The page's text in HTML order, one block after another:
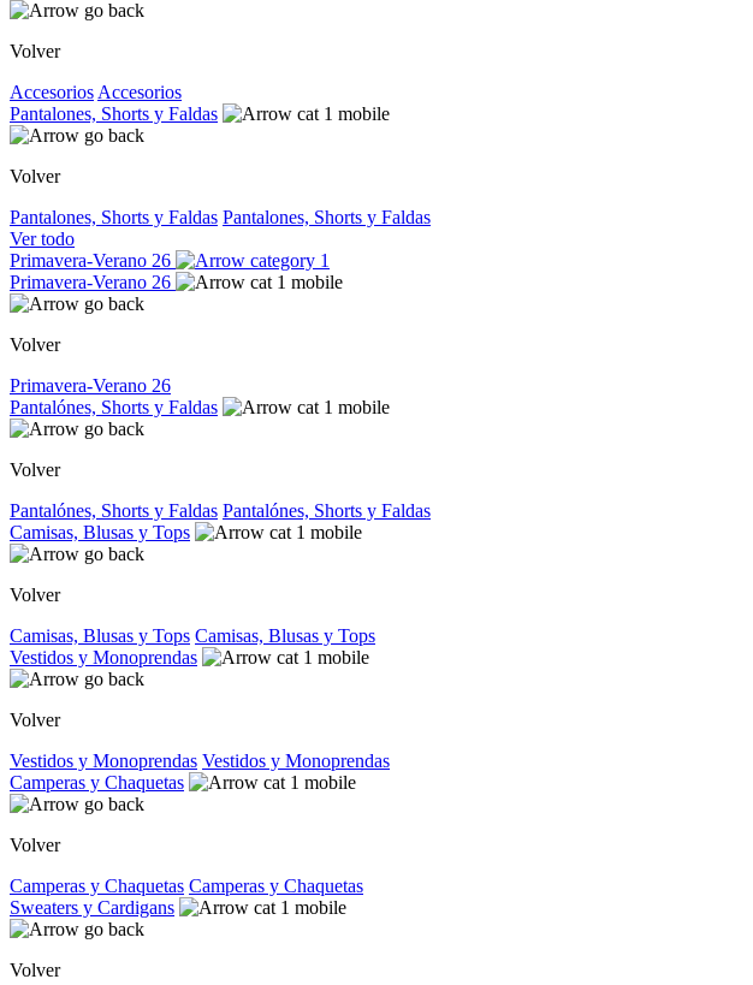
Volver
Accesorios Accesorios
Pantalones, Shorts y Faldas
Volver
Pantalones, Shorts y Faldas Pantalones, Shorts y Faldas
Ver todo
Primavera-Verano 26
Primavera-Verano 26
Volver
Primavera-Verano 26
Pantalónes, Shorts y Faldas
Volver
Pantalónes, Shorts y Faldas Pantalónes, Shorts y Faldas
Camisas, Blusas y Tops
Volver
Camisas, Blusas y Tops Camisas, Blusas y Tops
Vestidos y Monoprendas
Volver
Vestidos y Monoprendas Vestidos y Monoprendas
Camperas y Chaquetas
Volver
Camperas y Chaquetas Camperas y Chaquetas
Sweaters y Cardigans
Volver